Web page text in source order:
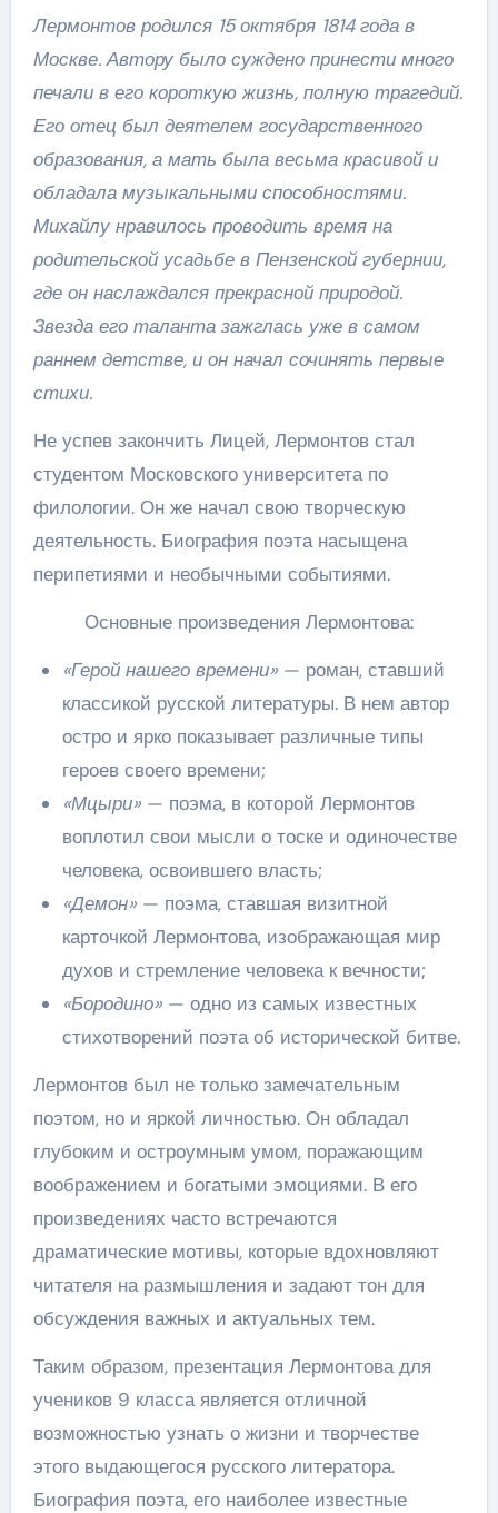
Лермонтов родился 15 октября 1814 года в
Москве. Автору было суждено принести много
печали в его короткую жизнь, полную трагедий.
Его отец был деятелем государственного
образования, а мать была весьма красивой и
обладала музыкальными способностями.
Михайлу нравилось проводить время на
родительской усадьбе в Пензенской губернии,
где он наслаждался прекрасной природой.
Звезда его таланта зажглась уже в самом
раннем детстве, и он начал сочинять первые
стихи.
Не успев закончить Лицей, Лермонтов стал
студентом Московского университета по
филологии. Он же начал свою творческую
деятельность. Биография поэта насыщена
перипетиями и необычными событиями.
Основные произведения Лермонтова:
«Герой нашего времени»— роман, ставший
классикой русской литературы. В нем автор
остро и ярко показывает различные типы
героев своего времени;
«Мцыри»— поэма, в которой Лермонтов
воплотил свои мысли о тоске и одиночестве
человека, освоившего власть;
«Демон»— поэма, ставшая визитной
карточкой Лермонтова, изображающая мир
духов и стремление человека к вечности;
«Бородино»— одно из самых известных
стихотворений поэта об исторической битве.
Лермонтов был не только замечательным
поэтом, но и яркой личностью. Он обладал
глубоким и остроумным умом, поражающим
воображением и богатыми эмоциями. В его
произведениях часто встречаются
драматические мотивы, которые вдохновляют
читателя на размышления и задают тон для
обсуждения важных и актуальных тем.
Таким образом, презентация Лермонтова для
учеников 9 класса является отличной
возможностью узнать о жизни и творчестве
этого выдающегося русского литератора.
Биография поэта, его наиболее известные